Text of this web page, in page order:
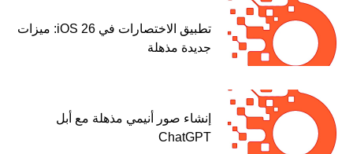
تطبيق الاختصارات في iOS 26: ميزات
جديدة مذهلة
إنشاء صور أنيمي مذهلة مع أبل
ChatGPT